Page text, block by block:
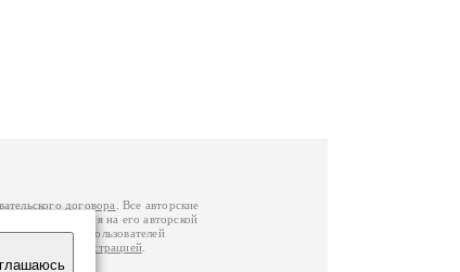
договора
. Все авторские
обратиться на его авторской
. Данные пользователей
с администрацией